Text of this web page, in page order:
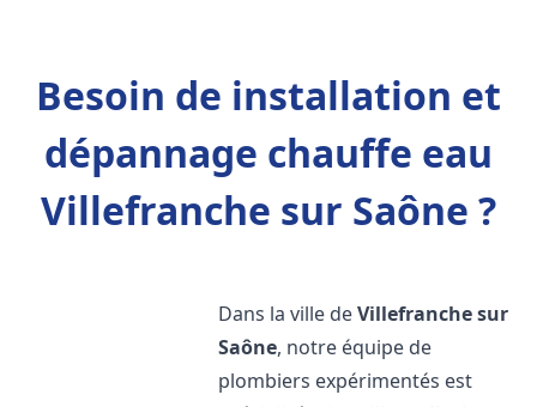
Besoin de installation et
dépannage chauffe eau
Villefranche sur Saône ?
Dans la ville deVillefranche sur
Saône, notre équipe de
plombiers expérimentés est